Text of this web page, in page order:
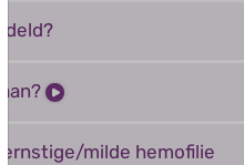
ernstige/milde hemofilie